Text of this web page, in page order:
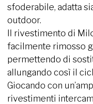
sfoderabile, adatta
outdoor.
Il rivestimento di
facilmente rimosso
permettendo di
allungando così il
Giocando con
rivestimenti